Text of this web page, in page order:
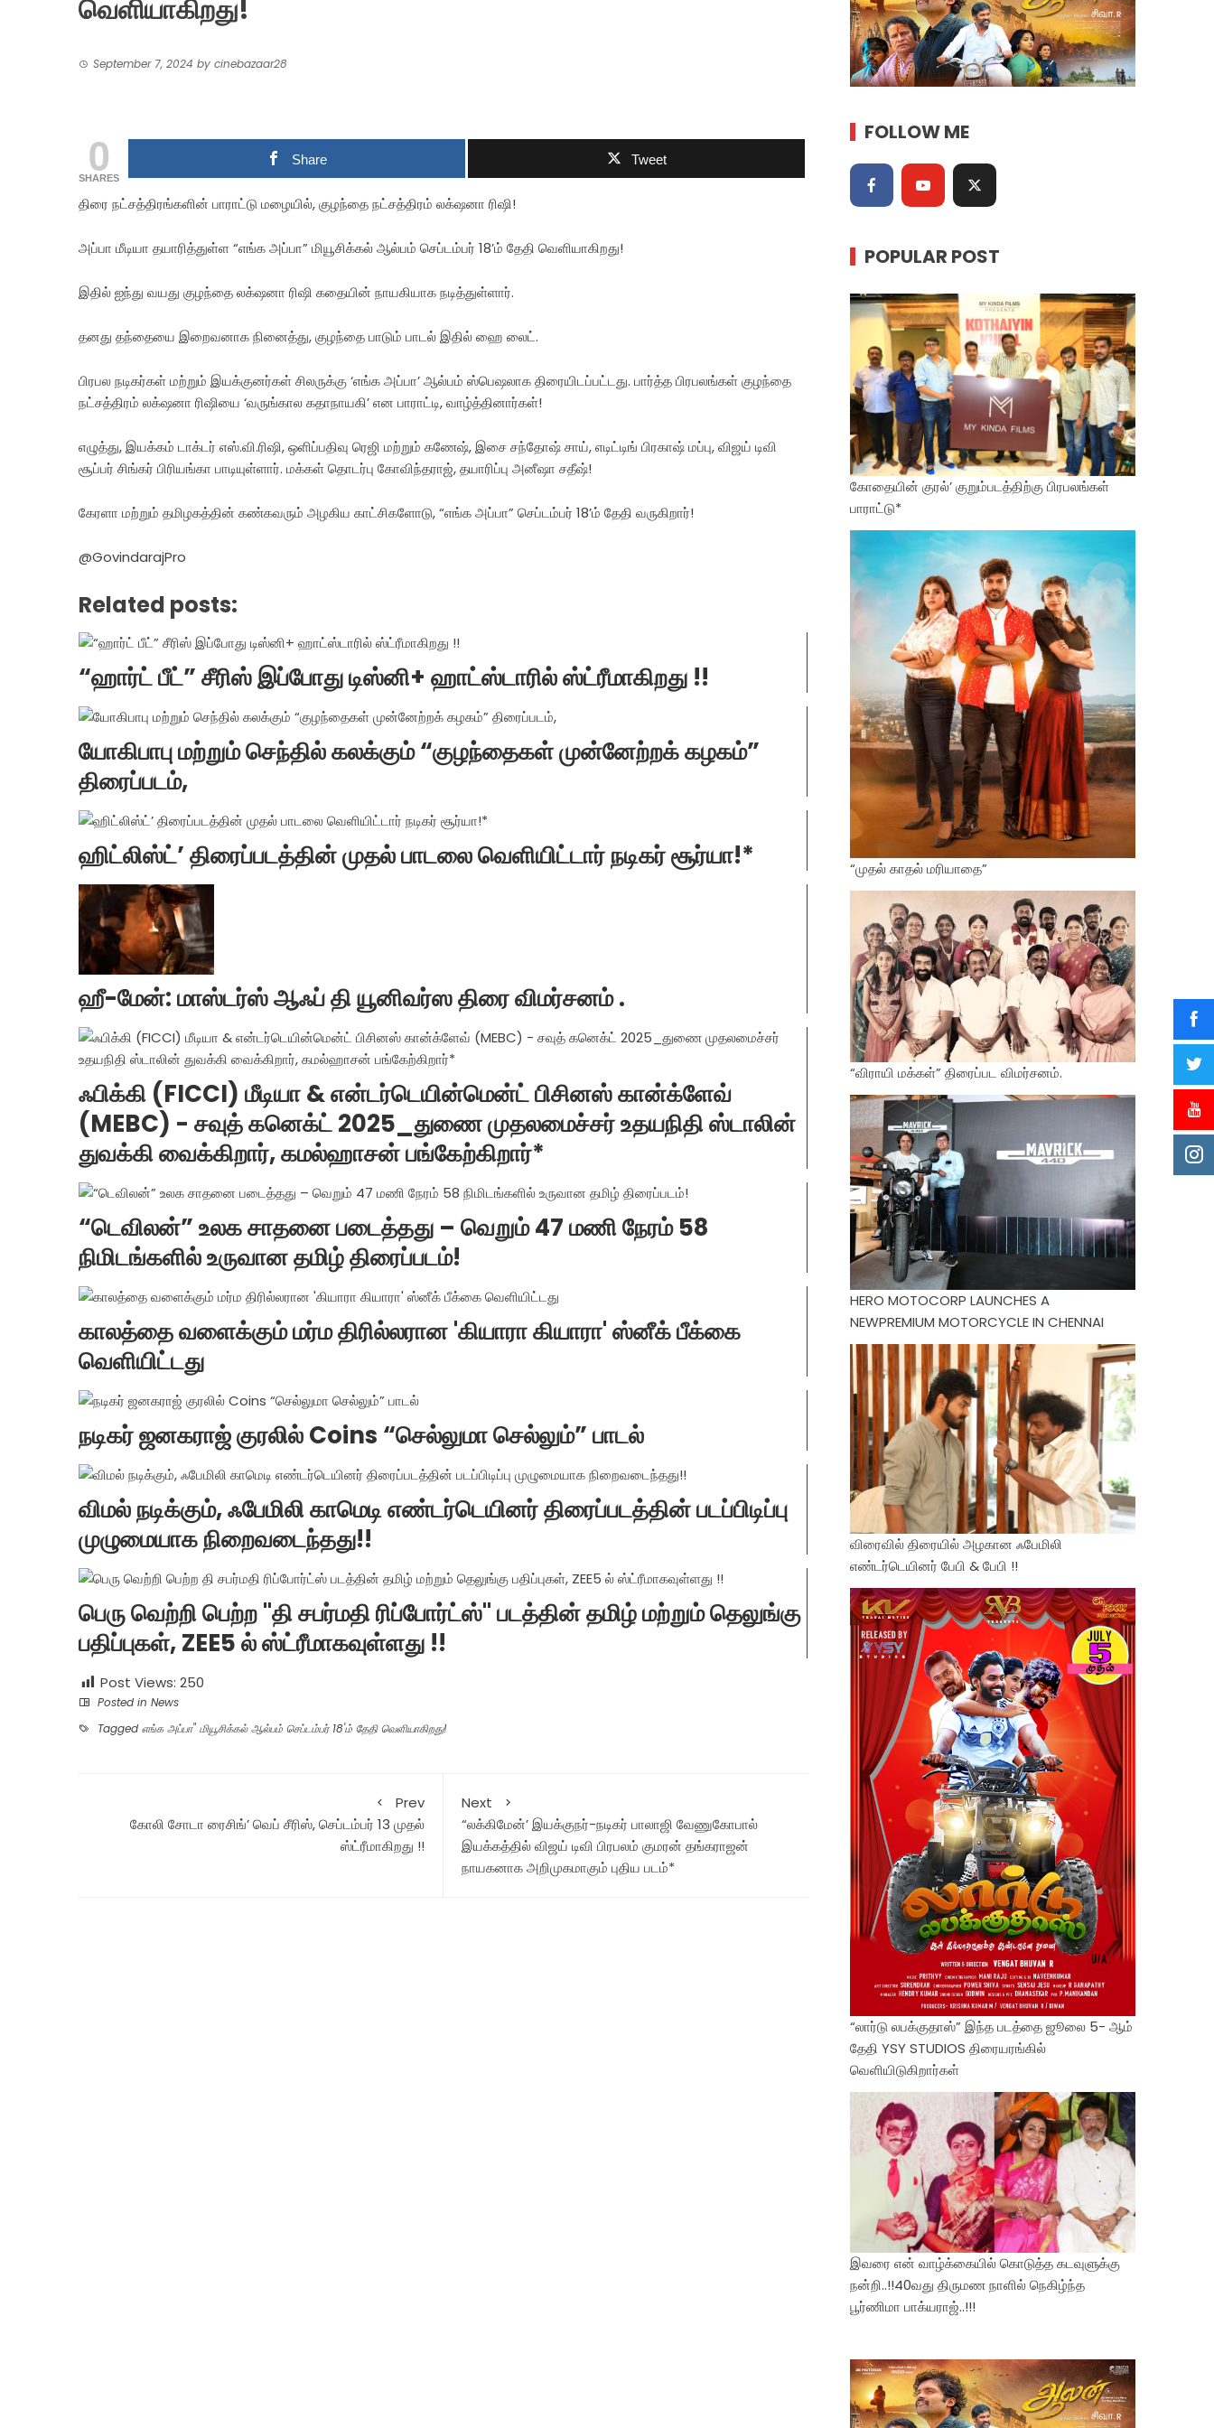
வெளியாகிறது!
September 7, 2024 by cinebazaar28
0
SHARES
Share Tweet
திரை நட்சத்திரங்களின் பாராட்டு மழையில், குழந்தை நட்சத்திரம் லக்‌ஷனா ரிஷி!
அப்பா மீடியா தயாரித்துள்ள “எங்க அப்பா” மியூசிக்கல் ஆல்பம் செப்டம்பர் 18’ம் தேதி வெளியாகிறது!
இதில் ஐந்து வயது குழந்தை லக்‌ஷனா ரிஷி கதையின் நாயகியாக நடித்துள்ளார்.
தனது தந்தையை இறைவனாக நினைத்து, குழந்தை பாடும் பாடல் இதில் ஹை லைட்.
பிரபல நடிகர்கள் மற்றும் இயக்குனர்கள் சிலருக்கு ‘எங்க அப்பா’ ஆல்பம் ஸ்பெஷலாக திரையிடப்பட்டது. பார்த்த பிரபலங்கள் குழந்தை
நட்சத்திரம் லக்‌ஷனா ரிஷியை ‘வருங்கால கதாநாயகி’ என பாராட்டி, வாழ்த்தினார்கள்!
எழுத்து, இயக்கம் டாக்டர் எஸ்.வி.ரிஷி, ஒளிப்பதிவு ரெஜி மற்றும் கணேஷ், இசை சந்தோஷ் சாய், எடிட்டிங் பிரகாஷ் மப்பு, விஜய் டிவி
சூப்பர் சிங்கர் பிரியங்கா பாடியுள்ளார். மக்கள் தொடர்பு கோவிந்தராஜ், தயாரிப்பு அனீஷா சதீஷ்!
கேரளா மற்றும் தமிழகத்தின் கண்கவரும் அழகிய காட்சிகளோடு, “எங்க அப்பா” செப்டம்பர் 18’ம் தேதி வருகிறார்!
@GovindarajPro
Related posts:
“ஹார்ட் பீட்” சீரிஸ் இப்போது டிஸ்னி+ ஹாட்ஸ்டாரில் ஸ்ட்ரீமாகிறது !!
யோகிபாபு மற்றும் செந்தில் கலக்கும் “குழந்தைகள் முன்னேற்றக் கழகம்”
திரைப்படம்,
ஹிட்லிஸ்ட்’ திரைப்படத்தின் முதல் பாடலை வெளியிட்டார் நடிகர் சூர்யா!*
ஹீ-மேன்: மாஸ்டர்ஸ் ஆஃப் தி யூனிவர்ஸ திரை விமர்சனம் .
ஃபிக்கி (FICCI) மீடியா & என்டர்டெயின்மென்ட் பிசினஸ் கான்க்ளேவ்
(MEBC) - சவுத் கனெக்ட் 2025_துணை முதலமைச்சர் உதயநிதி ஸ்டாலின்
துவக்கி வைக்கிறார், கமல்ஹாசன் பங்கேற்கிறார்*
“டெவிலன்” உலக சாதனை படைத்தது – வெறும் 47 மணி நேரம் 58
நிமிடங்களில் உருவான தமிழ் திரைப்படம்!
காலத்தை வளைக்கும் மர்ம திரில்லரான 'கியாரா கியாரா' ஸ்னீக் பீக்கை
வெளியிட்டது
நடிகர் ஜனகராஜ் குரலில் Coins “செல்லுமா செல்லும்” பாடல்
விமல் நடிக்கும், ஃபேமிலி காமெடி எண்டர்டெயினர் திரைப்படத்தின் படப்பிடிப்பு
முழுமையாக நிறைவடைந்தது!!
பெரு வெற்றி பெற்ற "தி சபர்மதி ரிப்போர்ட்ஸ்" படத்தின் தமிழ் மற்றும் தெலுங்கு
பதிப்புகள், ZEE5 ல் ஸ்ட்ரீமாகவுள்ளது !!
Post Views: 250
Posted in News
Tagged எங்க அப்பா" மியூசிக்கல் ஆல்பம் செப்டம்பர் 18'ம் தேதி வெளியாகிறது!
Prev
கோலி சோடா ரைசிங்’ வெப் சீரிஸ், செப்டம்பர் 13 முதல்
ஸ்ட்ரீமாகிறது !!
Next
“லக்கிமேன்’ இயக்குநர்-நடிகர் பாலாஜி வேணுகோபால்
இயக்கத்தில் விஜய் டிவி பிரபலம் குமரன் தங்கராஜன்
நாயகனாக அறிமுகமாகும் புதிய படம்*
FOLLOW ME
POPULAR POST
கோதையின் குரல்’ குறும்படத்திற்கு பிரபலங்கள்
பாராட்டு*
“முதல் காதல் மரியாதை”
“விராயி மக்கள்” திரைப்பட விமர்சனம்.
HERO MOTOCORP LAUNCHES A
NEWPREMIUM MOTORCYCLE IN CHENNAI
விரைவில் திரையில் அழகான ஃபேமிலி
எண்டர்டெயினர் பேபி & பேபி !!
“லார்டு லபக்குதாஸ்” இந்த படத்தை ஜூலை 5- ஆம்
தேதி YSY STUDIOS திரையரங்கில்
வெளியிடுகிறார்கள்
இவரை என் வாழ்க்கையில் கொடுத்த கடவுளுக்கு
நன்றி..!!40வது திருமண நாளில் நெகிழ்ந்த
பூர்ணிமா பாக்யராஜ்..!!!